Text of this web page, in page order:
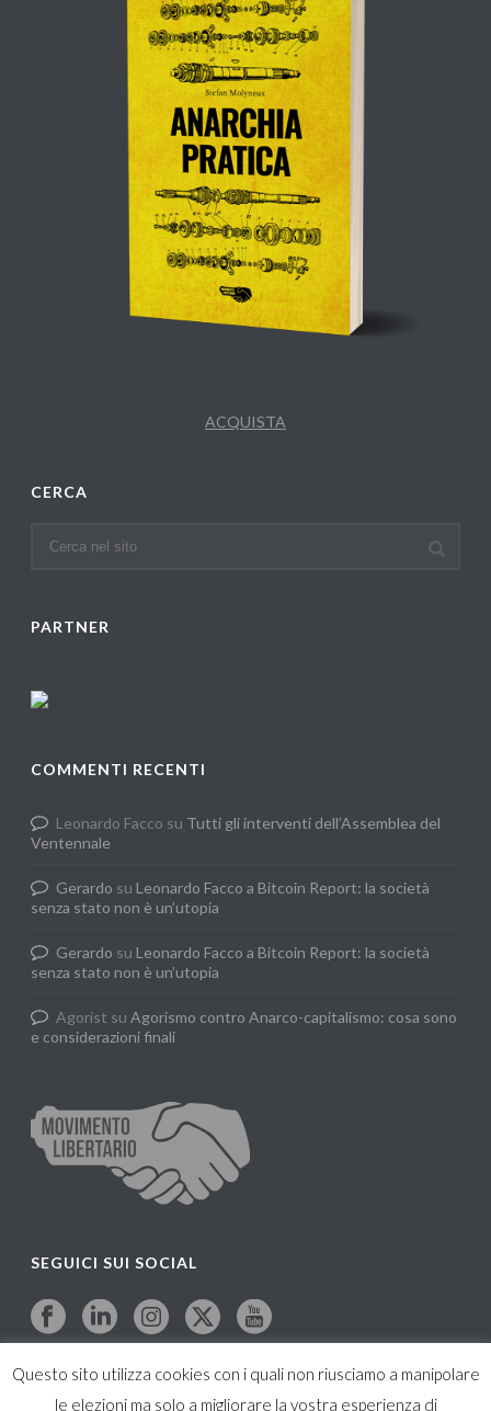
ACQUISTA
CERCA
PARTNER
COMMENTI RECENTI
Leonardo Facco su Tutti gli interventi dell’Assemblea del
Ventennale
Gerardo su Leonardo Facco a Bitcoin Report: la società
senza stato non è un’utopia
Gerardo su Leonardo Facco a Bitcoin Report: la società
senza stato non è un’utopia
Agorist suAgorismo contro Anarco-capitalismo: cosa sono
e considerazioni finali
SEGUICI SUI SOCIAL
Questo sito utilizza cookies con i quali non riusciamo a manipolare
le elezioni ma solo a migliorare la vostra esperienza di